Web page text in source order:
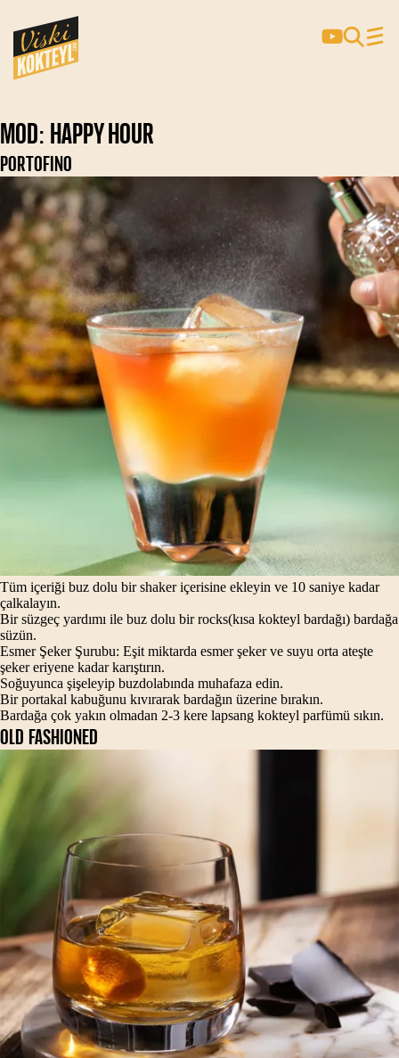
Mod: Happy Hour
PORTOFINO
Tüm içeriği buz dolu bir shaker içerisine ekleyin ve 10 saniye kadar
çalkalayın.
Bir süzgeç yardımı ile buz dolu bir rocks(kısa kokteyl bardağı) bardağa
süzün.
Esmer Şeker Şurubu: Eşit miktarda esmer şeker ve suyu orta ateşte
şeker eriyene kadar karıştırın.
Soğuyunca şişeleyip buzdolabında muhafaza edin.
Bir portakal kabuğunu kıvırarak bardağın üzerine bırakın.
Bardağa çok yakın olmadan 2-3 kere lapsang kokteyl parfümü sıkın.
OLD FASHIONED